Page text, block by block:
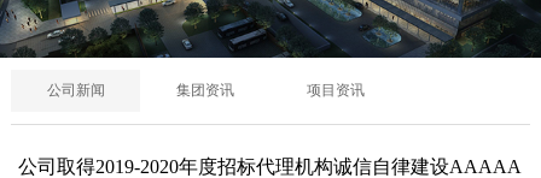
公司新闻 集团资讯 项目资讯
公司取得2019-2020年度招标代理机构诚信自律建设AAAAA
大事记
工程监理
公司新闻